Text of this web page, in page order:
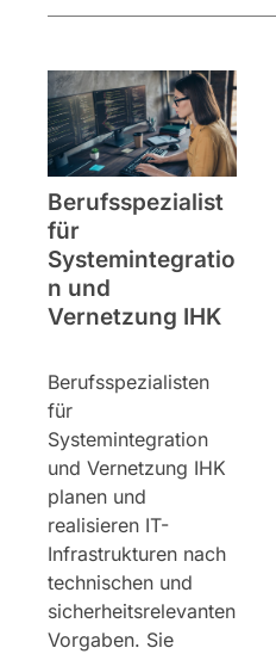
Berufsspezialist
für
Systemintegratio
n und
Vernetzung IHK
Berufsspezialisten
für
Systemintegration
und Vernetzung IHK
planen und
realisieren IT-
Infrastrukturen nach
technischen und
sicherheitsrelevanten
Vorgaben. Sie